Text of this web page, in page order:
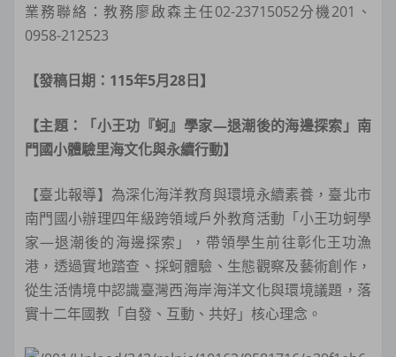
業務聯絡：教務廖啟森主任02-23715052分機201、
0958-212523
【發稿日期：115年5月28日】
【主題：「小王功『蚵』學家—退潮後的海邊探索」南
門國小體驗里海文化與永續行動】
【臺北報導】為深化海洋教育與環境永續素養，臺北市
南門國小辦理四年級跨領域戶外教育活動「小王功蚵學
家—退潮後的海邊探索」，帶領學生前往彰化王功漁
港，透過實地踏查、採蚵體驗、生態觀察及藝術創作，
從生活情境中認識臺灣西海岸海洋文化與環境議題，落
實十二年國教「自發、互動、共好」核心理念。